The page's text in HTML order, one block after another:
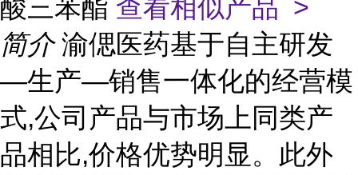
酸三苯酯 查看相似产品 >
简介 渝偲医药基于自主研发
—生产—销售一体化的经营模
式,公司产品与市场上同类产
品相比,价格优势明显。此外